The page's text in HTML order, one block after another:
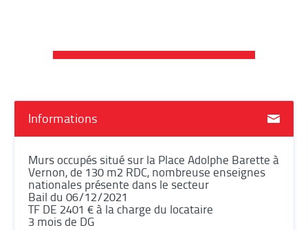
Informations
Murs occupés situé sur la Place Adolphe Barette à
Vernon, de 130 m2 RDC, nombreuse enseignes
nationales présente dans le secteur
Bail du 06/12/2021
TF DE 2401 € à la charge du locataire
3 mois de DG